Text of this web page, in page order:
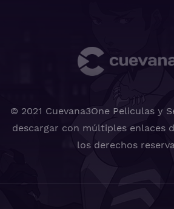
© 2021 Cuevana3One Peliculas y
descargar con múltiples enlaces
los derechos